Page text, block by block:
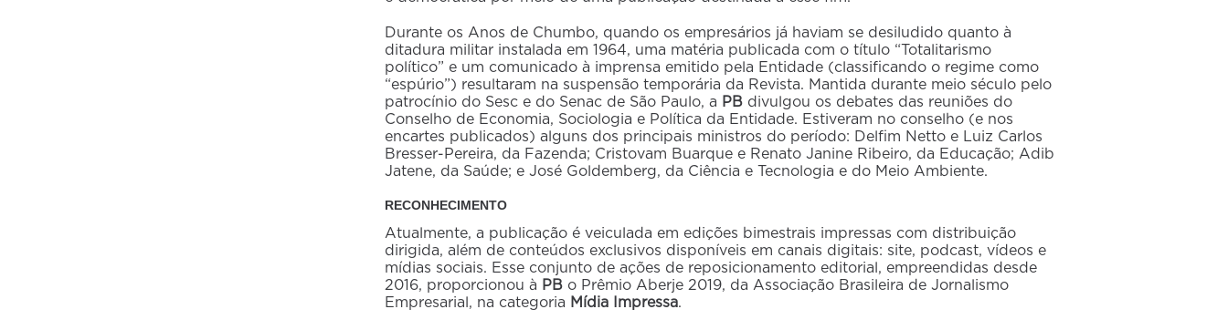
Durante os Anos de Chumbo, quando os empresários já haviam se desiludido quanto à
ditadura militar instalada em 1964, uma matéria publicada com o título “Totalitarismo
político” e um comunicado à imprensa emitido pela Entidade (classificando o regime como
“espúrio”) resultaram na suspensão temporária da Revista. Mantida durante meio século pelo
patrocínio do Sesc e do Senac de São Paulo, a PB divulgou os debates das reuniões do
Conselho de Economia, Sociologia e Política da Entidade. Estiveram no conselho (e nos
encartes publicados) alguns dos principais ministros do período: Delfim Netto e Luiz Carlos
Bresser-Pereira, da Fazenda; Cristovam Buarque e Renato Janine Ribeiro, da Educação; Adib
Jatene, da Saúde; e José Goldemberg, da Ciência e Tecnologia e do Meio Ambiente.
RECONHECIMENTO
Atualmente, a publicação é veiculada em edições bimestrais impressas com distribuição
dirigida, além de conteúdos exclusivos disponíveis em canais digitais: site, podcast, vídeos e
mídias sociais. Esse conjunto de ações de reposicionamento editorial, empreendidas desde
2016, proporcionou à PB o Prêmio Aberje 2019, da Associação Brasileira de Jornalismo
Empresarial, na categoria Mídia Impressa.